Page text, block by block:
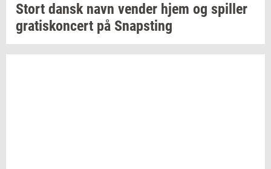
Stort dansk navn ven­der hjem og spil­ler
gra­tis­kon­cert på Snap­sting